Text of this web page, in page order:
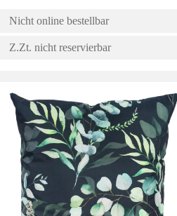
Nicht online bestellbar
Z.Zt. nicht reservierbar